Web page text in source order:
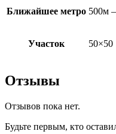
Ближайшее метро 500м
Участок 50×50
Отзывы
Отзывов пока нет.
Будьте первым, кто